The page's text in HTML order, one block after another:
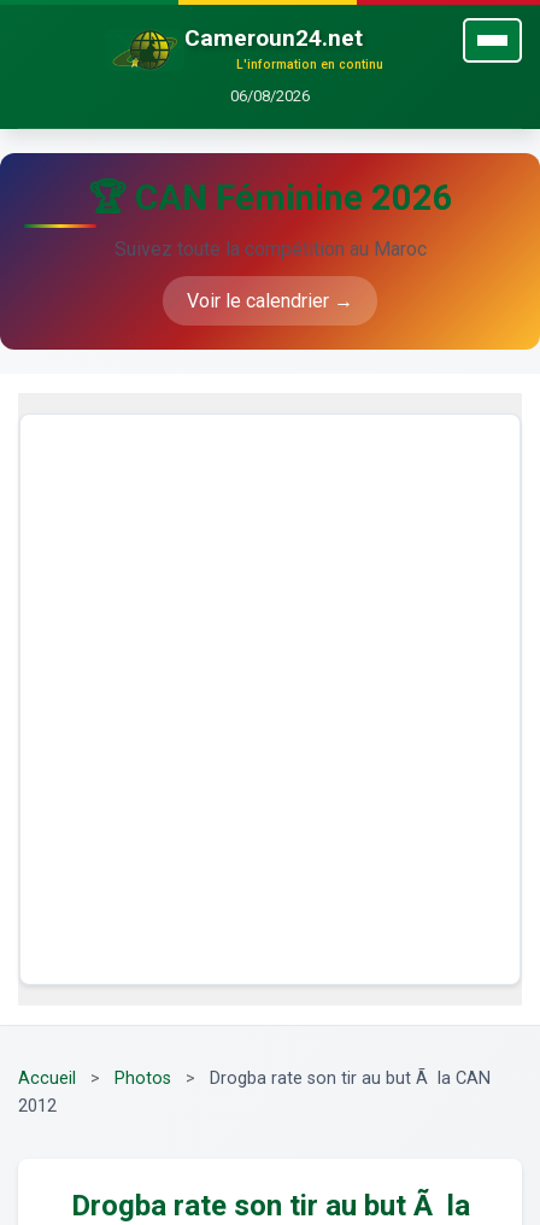
Cameroun24.net
L'information en continu
06/08/2026
🏆 CAN Féminine 2026
Suivez toute la compétition au Maroc
Voir le calendrier →
Accueil > Photos >
Drogba rate son tir au but Ã la CAN
2012
Drogba rate son tir au but Ã la